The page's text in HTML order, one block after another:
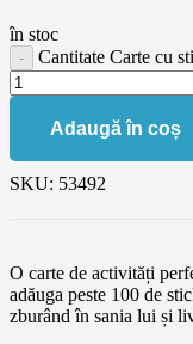
în stoc
Cantitate Carte cu
Adaugă în coș
SKU: 53492
O carte de activități
adăuga peste 100 de
zburând în sania lui și